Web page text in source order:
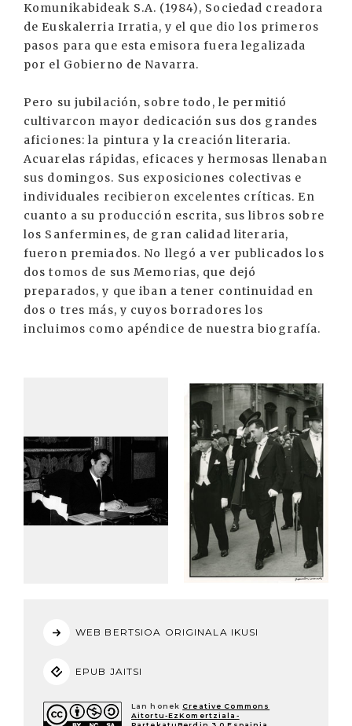
Komunikabideak S.A. (1984), Sociedad creadora
de Euskalerria Irratia, y el que dio los primeros
pasos para que esta emisora fuera legalizada
por el Gobierno de Navarra.
Pero su jubilación, sobre todo, le permitió
cultivarcon mayor dedicación sus dos grandes
aficiones: la pintura y la creación literaria.
Acuarelas rápidas, eficaces y hermosas llenaban
sus domingos. Sus exposiciones colectivas e
individuales recibieron excelentes críticas. En
cuanto a su producción escrita, sus libros sobre
los Sanfermines, de gran calidad literaria,
fueron premiados. No llegó a ver publicados los
dos tomos de sus Memorias, que dejó
preparados, y que iban a tener continuidad en
dos o tres más, y cuyos borradores los
incluimos como apéndice de nuestra biografía.
WEB BERTSIOA ORIGINALA IKUSI
EPUB JAITSI
Lan honek Creative Commons
Aitortu-EzKomertziala-